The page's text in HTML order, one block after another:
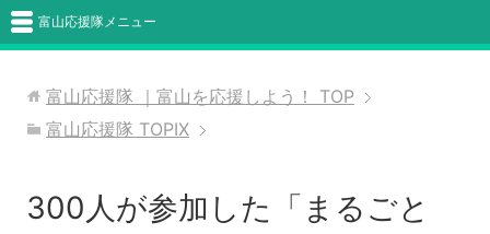
富山応援隊メニュー
富山応援隊 ｜富山を応援しよう！
TOP
富山応援隊 TOPIX
300人が参加した「まるごと